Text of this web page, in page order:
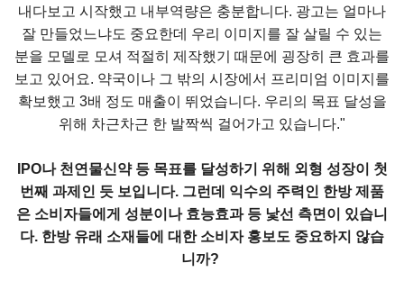
내다보고 시작했고 내부역량은 충분합니다. 광고는 얼마나
잘 만들었느냐도 중요한데 우리 이미지를 잘 살릴 수 있는
분을 모델로 모셔 적절히 제작했기 때문에 굉장히 큰 효과를
보고 있어요. 약국이나 그 밖의 시장에서 프리미엄 이미지를
확보했고 3배 정도 매출이 뛰었습니다. 우리의 목표 달성을
위해 차근차근 한 발짝씩 걸어가고 있습니다."
IPO나 천연물신약 등 목표를 달성하기 위해 외형 성장이 첫
번째 과제인 듯 보입니다. 그런데 익수의 주력인 한방 제품
은 소비자들에게 성분이나 효능효과 등 낯선 측면이 있습니
다. 한방 유래 소재들에 대한 소비자 홍보도 중요하지 않습
니까?